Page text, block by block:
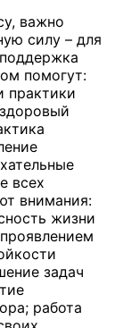
важно
силу – для
помогут:
практики
всех
внимания:
жизни
задач
работа